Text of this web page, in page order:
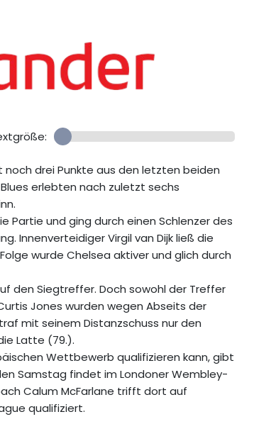
noch drei Punkte aus den letzten beiden
erlebten nach zuletzt sechs
Partie und ging durch einen Schlenzer des
Innenverteidiger Virgil van Dijk ließ die
wurde Chelsea aktiver und glich durch
den Siegtreffer. Doch sowohl der Treffer
Jones wurden wegen Abseits der
mit seinem Distanzschuss nur den
Latte (79.).
Wettbewerb qualifizieren kann, gibt
Samstag findet im Londoner Wembley-
Calum McFarlane trifft dort auf
qualifiziert.